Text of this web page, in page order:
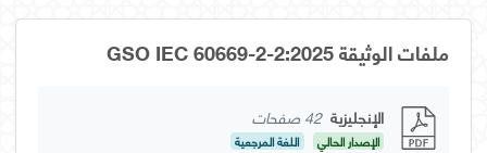
ملفات الوثيقة GSO IEC 60669-2-2:2025
الإنجليزية 42 صفحات
الإصدار الحالي اللغة المرجعية